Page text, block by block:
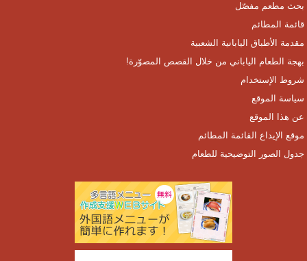
بحث مطعم مفصّل
قائمة المطائم
مقدمة الأطباق اليابانية الشعبية
بهجة الطعام الياباني من خلال القصص المصوّرة!
شروط الإستخدام
سياسة الموقع
عن هذا الموقع
موقع الإيداع القائمة المطائم
جدول الصور التوضيحية للطعام